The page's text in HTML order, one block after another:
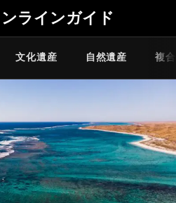
ラインガイド
文化遺産 自然遺産 複